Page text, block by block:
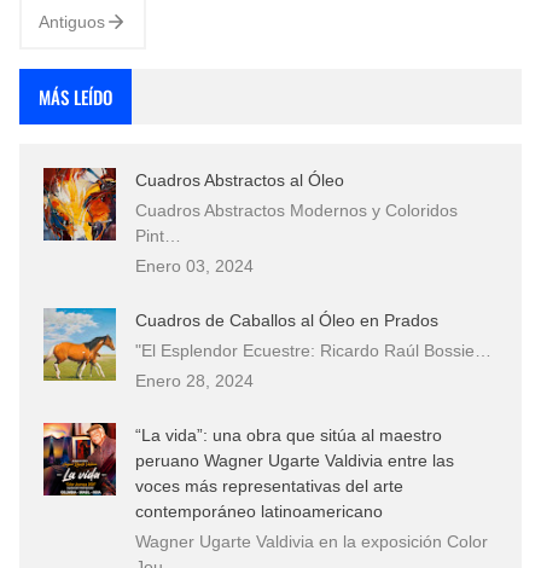
Antiguos
MÁS LEÍDO
Cuadros Abstractos al Óleo
Cuadros Abstractos Modernos y Coloridos
Pint…
Enero 03, 2024
Cuadros de Caballos al Óleo en Prados
"El Esplendor Ecuestre: Ricardo Raúl Bossie…
Enero 28, 2024
“La vida”: una obra que sitúa al maestro
peruano Wagner Ugarte Valdivia entre las
voces más representativas del arte
contemporáneo latinoamericano
Wagner Ugarte Valdivia en la exposición Color